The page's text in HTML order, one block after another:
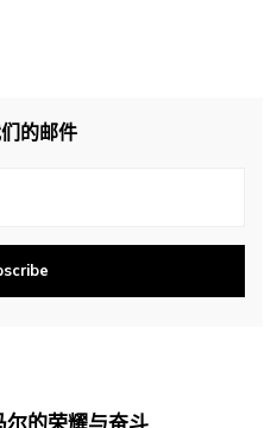
的邮件
的荣耀与奋斗